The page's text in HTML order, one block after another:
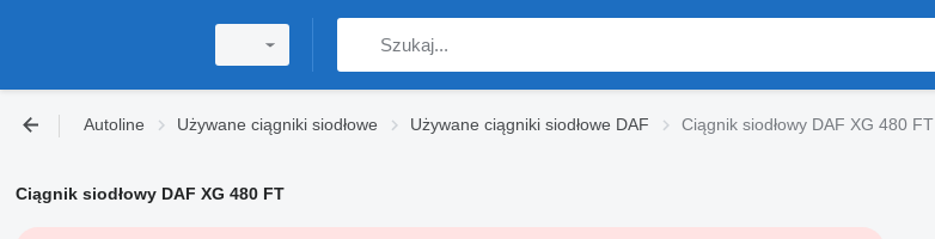
Autoline Używane ciągniki siodłowe Używane ciągniki siodłowe DAF Ciągnik siodłowy DAF XG 480 FT
Ciągnik siodłowy DAF XG 480 FT